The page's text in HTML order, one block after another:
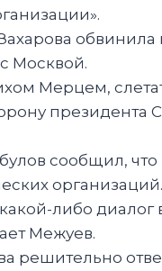
Москвой.
Мерцем,
сообщил,
организаций.
либо диалог
Межуев.
решительно